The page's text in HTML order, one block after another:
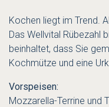
Kochen liegt im Trend.
Das Wellvital Rübezahl
beinhaltet, dass Sie
Kochmütze und eine
Vorspeisen:
Mozzarella-Terrine und